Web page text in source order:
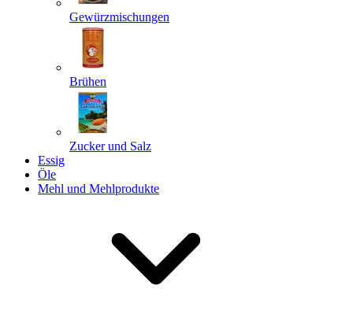
Gewürzmischungen
Brühen
Zucker und Salz
Essig
Öle
Mehl und Mehlprodukte